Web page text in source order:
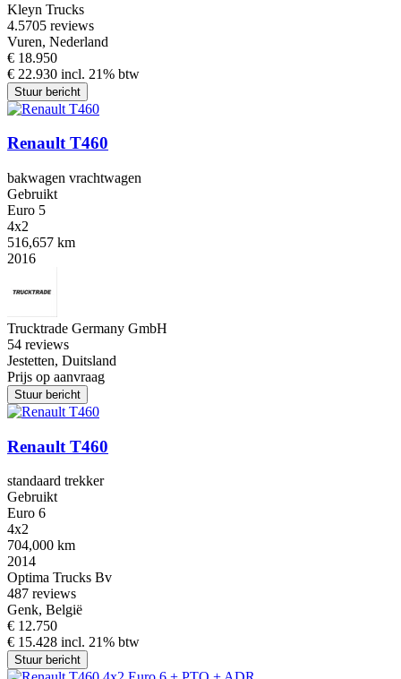
Kleyn Trucks
4.5705 reviews
Vuren, Nederland
€ 18.950
€ 22.930 incl. 21% btw
Stuur bericht
Renault T460
bakwagen vrachtwagen
Gebruikt
Euro 5
4x2
516,657 km
2016
Trucktrade Germany GmbH
54 reviews
Jestetten, Duitsland
Prijs op aanvraag
Stuur bericht
Renault T460
standaard trekker
Gebruikt
Euro 6
4x2
704,000 km
2014
Optima Trucks Bv
487 reviews
Genk, België
€ 12.750
€ 15.428 incl. 21% btw
Stuur bericht